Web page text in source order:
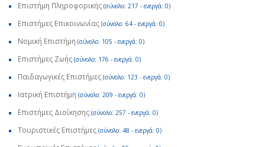
Επιστήμη Πληροφορικής (σύνολο: 217 - ενεργά: 0)
Επιστήμες Επικοινωνίας (σύνολο: 64 - ενεργά: 0)
Νομική Επιστήμη (σύνολο: 105 - ενεργά: 0)
Επιστήμες Ζωής (σύνολο: 176 - ενεργά: 0)
Παιδαγωγικές Επιστήμες (σύνολο: 123 - ενεργά: 0)
Ιατρική Επιστήμη (σύνολο: 209 - ενεργά: 0)
Επιστήμες Διοίκησης (σύνολο: 257 - ενεργά: 0)
Τουριστικές Επιστήμες (σύνολο: 48 - ενεργά: 0)